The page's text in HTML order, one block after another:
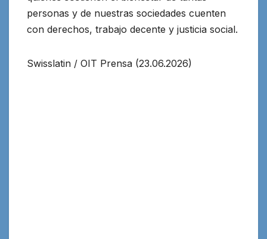
personas y de nuestras sociedades cuenten
con derechos, trabajo decente y justicia social.
Swisslatin / OIT Prensa (23.06.2026)